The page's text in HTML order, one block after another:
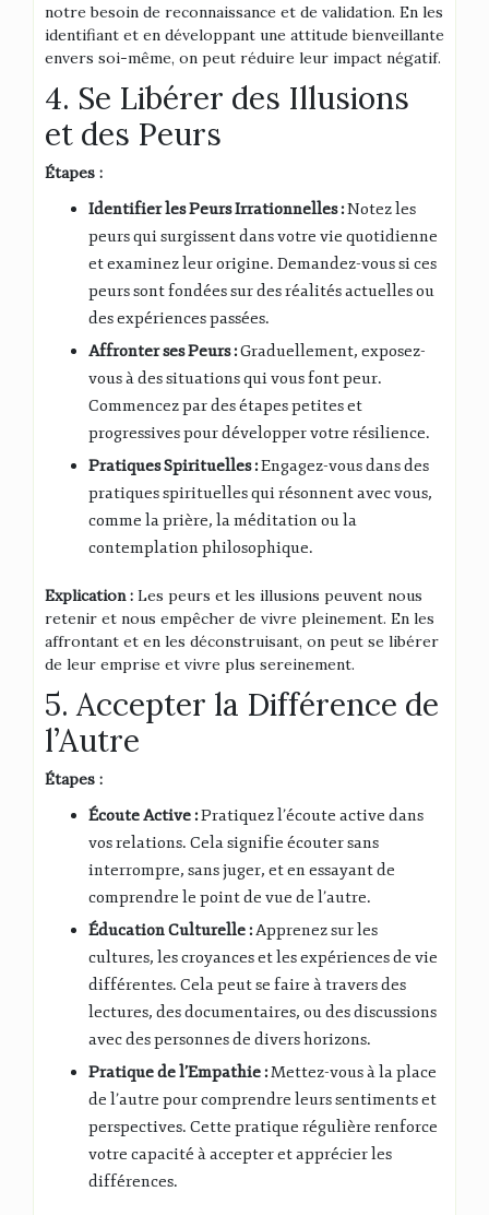
notre besoin de reconnaissance et de validation. En les
identifiant et en développant une attitude bienveillante
envers soi-même, on peut réduire leur impact négatif.
4. Se Libérer des Illusions
et des Peurs
Étapes :
Identifier les Peurs Irrationnelles :Notez les
peurs qui surgissent dans votre vie quotidienne
et examinez leur origine. Demandez-vous si ces
peurs sont fondées sur des réalités actuelles ou
des expériences passées.
Affronter ses Peurs :Graduellement, exposez-
vous à des situations qui vous font peur.
Commencez par des étapes petites et
progressives pour développer votre résilience.
Pratiques Spirituelles :Engagez-vous dans des
pratiques spirituelles qui résonnent avec vous,
comme la prière, la méditation ou la
contemplation philosophique.
Explication : Les peurs et les illusions peuvent nous
retenir et nous empêcher de vivre pleinement. En les
affrontant et en les déconstruisant, on peut se libérer
de leur emprise et vivre plus sereinement.
5. Accepter la Différence de
l’Autre
Étapes :
Écoute Active :Pratiquez l’écoute active dans
vos relations. Cela signifie écouter sans
interrompre, sans juger, et en essayant de
comprendre le point de vue de l’autre.
Éducation Culturelle :Apprenez sur les
cultures, les croyances et les expériences de vie
différentes. Cela peut se faire à travers des
lectures, des documentaires, ou des discussions
avec des personnes de divers horizons.
Pratique de l’Empathie :Mettez-vous à la place
de l’autre pour comprendre leurs sentiments et
perspectives. Cette pratique régulière renforce
votre capacité à accepter et apprécier les
différences.